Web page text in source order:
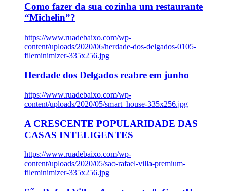
Como fazer da sua cozinha um restaurante
“Michelin”?
https://www.ruadebaixo.com/wp-
content/uploads/2020/06/herdade-dos-delgados-0105-
fileminimizer-335x256.jpg
Herdade dos Delgados reabre em junho
https://www.ruadebaixo.com/wp-
content/uploads/2020/05/smart_house-335x256.jpg
A CRESCENTE POPULARIDADE DAS
CASAS INTELIGENTES
https://www.ruadebaixo.com/wp-
content/uploads/2020/05/sao-rafael-villa-premium-
fileminimizer-335x256.jpg